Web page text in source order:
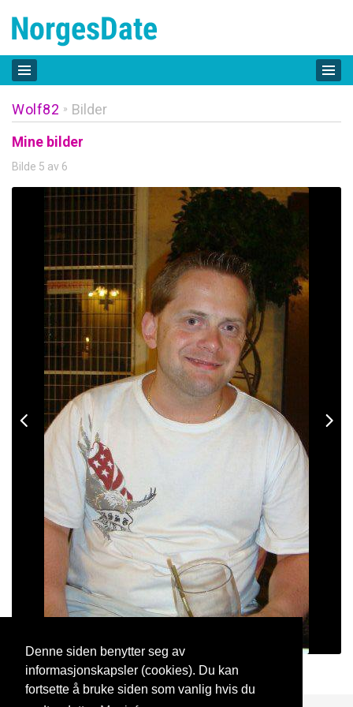
Denne siden benytter seg av
informasjonskapsler (cookies). Du kan
fortsette å bruke siden som vanlig hvis du
Wolf82 » Bilder
Mine bilder
Bilde 5 av 6
Wolf82 18 Mai, 2019